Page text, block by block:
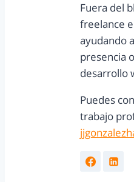
Fuera del
freelance
ayudando
presencia
desarrollo
Puedes
trabajo